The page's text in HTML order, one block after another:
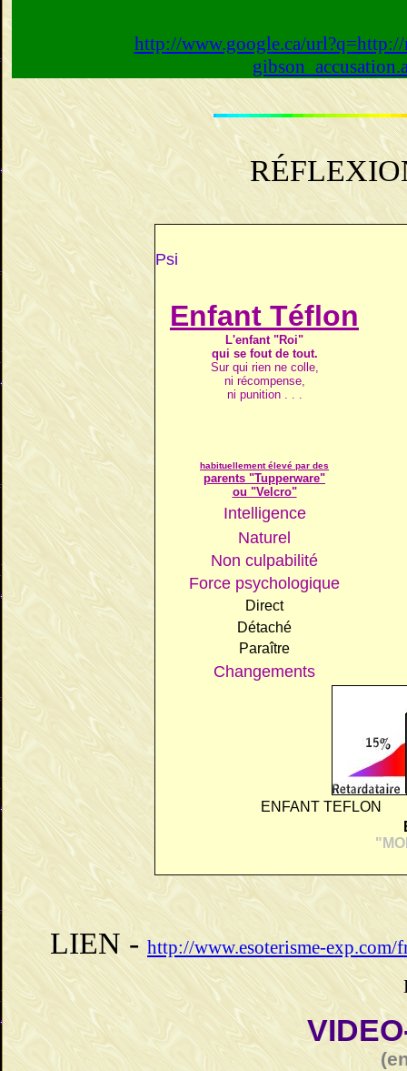
http://www.google.ca/url?q=http://
R
Psi
Enfant Téflon
L'enfant "Roi"
qui se fout de tout.
Sur qui rien ne colle,
ni récompense,
ni punition . . .
habituellement élevé par des
parents "Tupperware"
ou "Velcro"
Intelligence
Naturel
Non culpabilité
Force psychologique
Direct
Détaché
Paraître
Changements
ENFANT TEFLON
LIEN - http://www.esoterisme-exp.com/